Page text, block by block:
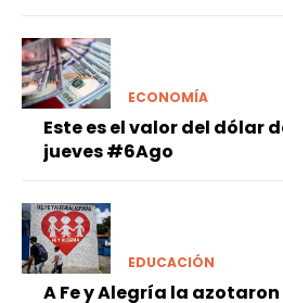
ECONOMÍA
Este es el valor del dólar
jueves #6Ago
EDUCACIÓN
A Fe y Alegría la